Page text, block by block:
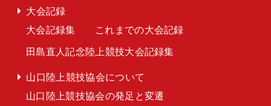
大会記録
大会記録集
これまでの大会記録
田島直人記念陸上競技大会記録集
山口陸上競技協会について
山口陸上競技協会の発足と変遷